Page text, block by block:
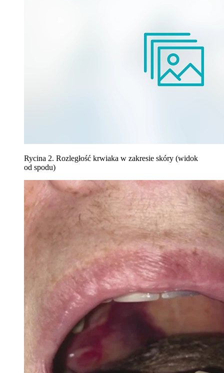
Rycina 2. Rozległość krwiaka w zakresie skóry (widok
od spodu)